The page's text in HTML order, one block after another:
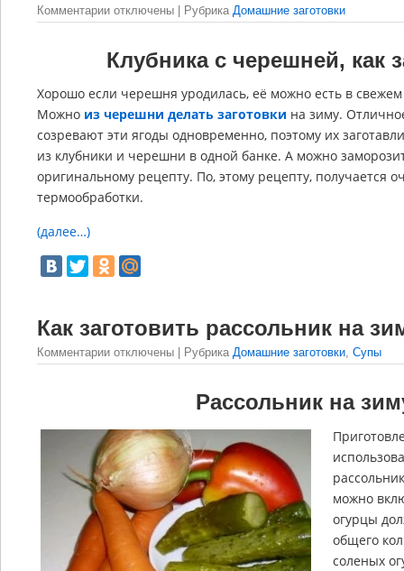
Комментарии отключены | Рубрика Домашние заготовки
Клубника с черешней, как
Хорошо если черешня уродилась, её можно есть в
Можно из черешни делать заготовки на зиму.
созревают эти ягоды одновременно, поэтому их
из клубники и черешни в одной банке. А можно
оригинальному рецепту. По, этому рецепту, получается
термообработки.
(далее…)
Как заготовить рассольник на
Комментарии отключены | Рубрика Домашние заготовки, Супы
Рассольник на
можно
огурцы
общего
соленых